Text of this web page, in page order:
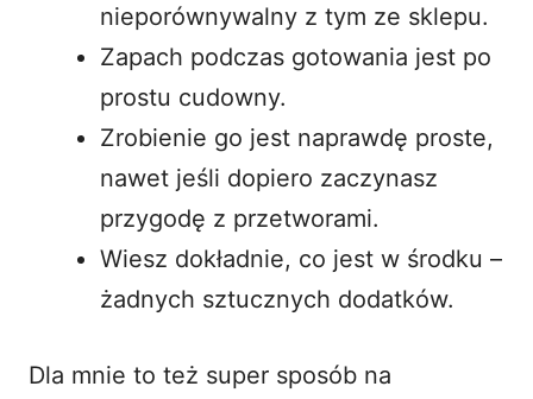
nieporównywalny z tym ze sklepu.
Zapach podczas gotowania jest po
prostu cudowny.
Zrobienie go jest naprawdę proste,
nawet jeśli dopiero zaczynasz
przygodę z przetworami.
Wiesz dokładnie, co jest w środku –
żadnych sztucznych dodatków.
Dla mnie to też super sposób na